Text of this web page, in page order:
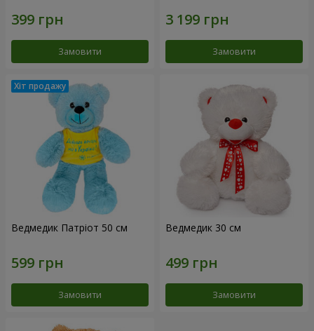
Замовити Замовити
Ведмедик Патріот 50 см
Замовити
Ведмедик 30 см
Замовити